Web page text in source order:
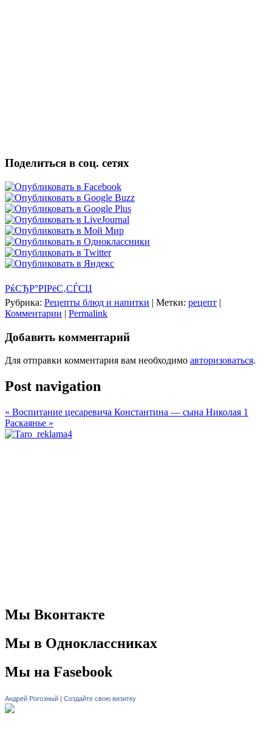
Поделиться в соц. сетях
РќСЂР°РІРёС‚СЃСЏ
Рубрика: Рецепты блюд и напитки | Метки: рецепт |
Комментарии | Permalink
Добавить комментарий
Для отправки комментария вам необходимо авторизоваться.
Post navigation
« Воспитание цесаревича Константина — сына Николая 1
Раскаянье »
Мы Вконтакте
Мы в Одноклассниках
Мы на Fasebook
Андрей Рогозный | Создайте свою визитку